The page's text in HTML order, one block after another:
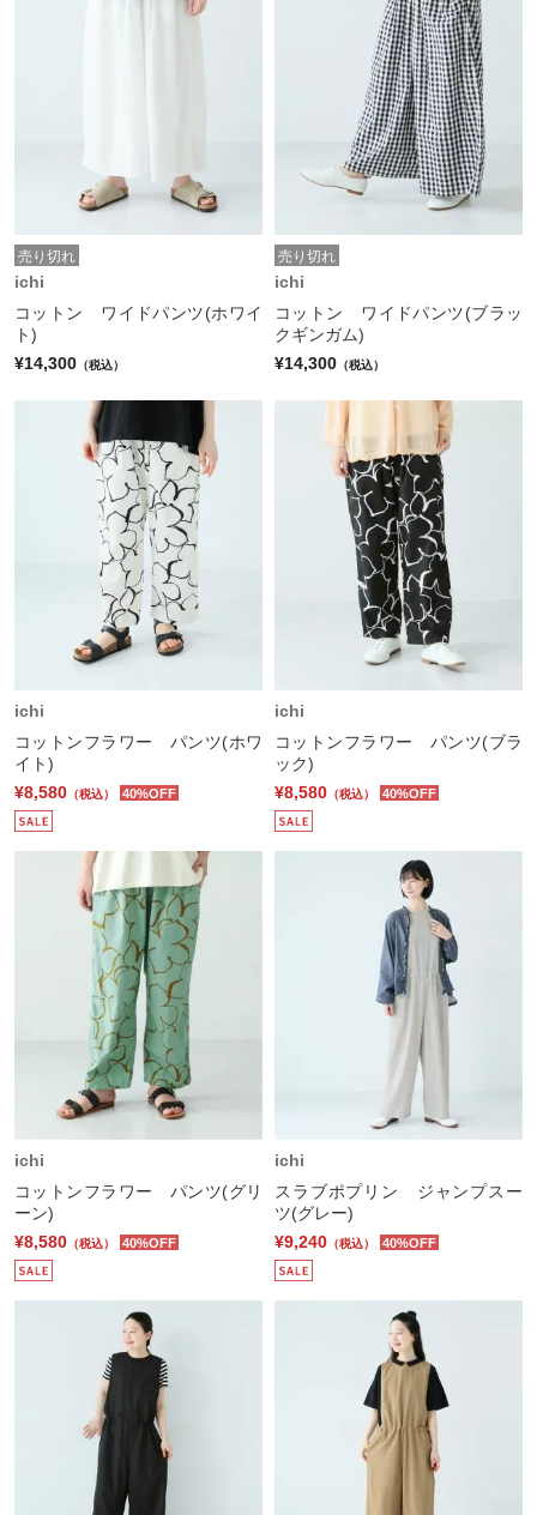
売り切れ
ichi
コットン ワイドパンツ(ホワイ
ト)
¥14,300 （税込）
売り切れ
ichi
コットン ワイドパンツ(ブラッ
クギンガム)
¥14,300 （税込）
ichi
コットンフラワー パンツ(ホワ
イト)
¥8,580 （税込） 40%OFF
ichi
コットンフラワー パンツ(ブラ
ック)
¥8,580 （税込） 40%OFF
ichi
コットンフラワー パンツ(グリ
ーン)
¥8,580 （税込） 40%OFF
ichi
スラブポプリン ジャンプスー
ツ(グレー)
¥9,240 （税込） 40%OFF